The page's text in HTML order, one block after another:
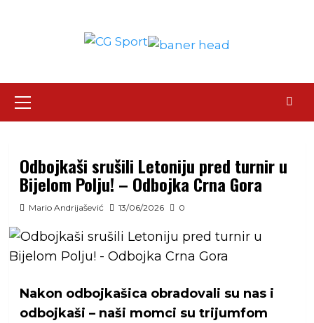
Menu
Odbojkaši srušili Letoniju pred turnir u
Bijelom Polju! – Odbojka Crna Gora
Mario Andrijašević 13/06/2026 0
Nakon odbojkašica obradovali su nas i
odbojkaši – naši momci su trijumfom